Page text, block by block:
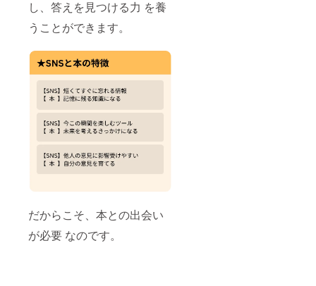
し、答えを見つける力 を養
うことができます。
だからこそ、本との出会い
が必要 なのです。